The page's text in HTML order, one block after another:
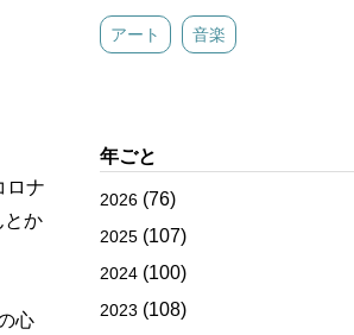
ロナ
とか
心
アート 音楽
年ごと
2026 (76)
2025 (107)
2024 (100)
2023 (108)